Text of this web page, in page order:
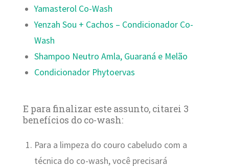
Yamasterol Co-Wash
Yenzah Sou + Cachos – Condicionador Co-
Wash
Shampoo Neutro Amla, Guaraná e Melão
Condicionador Phytoervas
E para finalizar este assunto, citarei 3
benefícios do co-wash:
Para a limpeza do couro cabeludo com a
técnica do co-wash, você precisará